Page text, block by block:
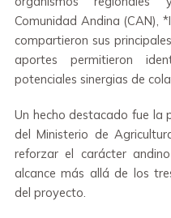
Comunidad Andina (CAN),
compartieron sus
aportes permitieron
potenciales sinergias de
Un hecho destacado fue la
del Ministerio de
reforzar el carácter
alcance más allá de los
del proyecto.